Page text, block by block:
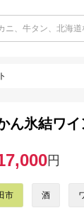
ん氷結ワ
円
市 酒